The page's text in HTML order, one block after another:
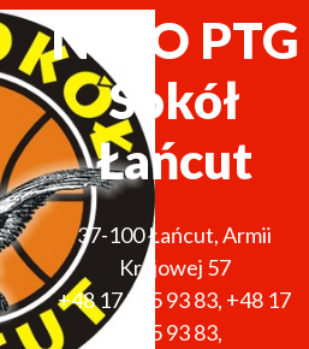
NETO PTG
Sokół
Łańcut
37-100Łańcut,Armii
Krajowej 57
+48 17 225 93 83, +48 17
225 93 83,